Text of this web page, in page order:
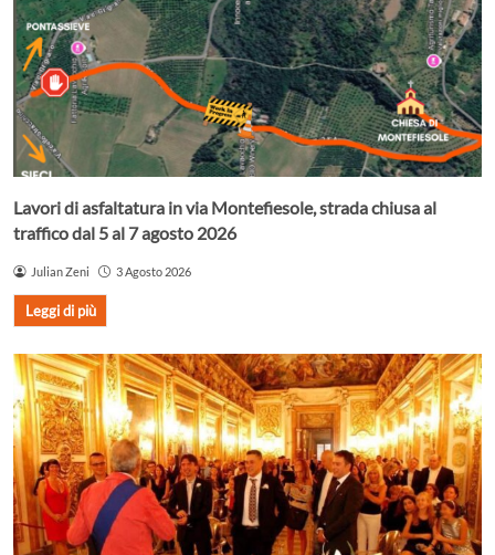
Lavori di asfaltatura in via Montefiesole, strada chiusa al
traffico dal 5 al 7 agosto 2026
Julian Zeni 3 Agosto 2026
Leggi di più